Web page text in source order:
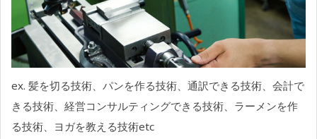
ex. 髪を切る技術、パンを作る技術、通訳できる技術、会計で
きる技術、経営コンサルティングできる技術、ラーメンを作
る技術、ヨガを教える技術etc